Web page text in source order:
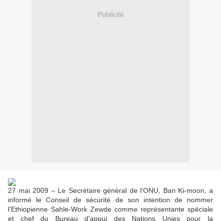
Publicité
27 mai 2009 – Le Secrétaire général de l'ONU, Ban Ki-moon, a
informé le Conseil de sécurité de son intention de nommer
l'Ethiopienne Sahle-Work Zewde comme représentante spéciale
et chef du Bureau d'appui des Nations Unies pour la